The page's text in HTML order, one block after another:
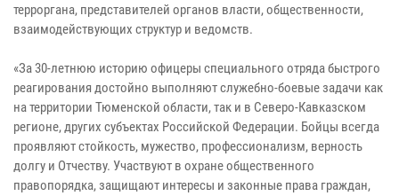
терроргана, представителей органов власти, общественности,
взаимодействующих структур и ведомств.
«За 30-летнюю историю офицеры специального отряда быстрого
реагирования достойно выполняют служебно-боевые задачи как
на территории Тюменской области, так и в Северо-Кавказском
регионе, других субъектах Российской Федерации. Бойцы всегда
проявляют стойкость, мужество, профессионализм, верность
долгу и Отчеству. Участвуют в охране общественного
правопорядка, защищают интересы и законные права граждан,